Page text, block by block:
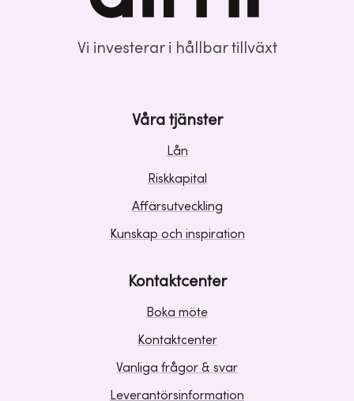
Vi investerar i hållbar tillväxt
Våra tjänster
Lån
Riskkapital
Affärsutveckling
Kunskap och inspiration
Kontaktcenter
Boka möte
Kontaktcenter
Vanliga frågor & svar
Leverantörsinformation